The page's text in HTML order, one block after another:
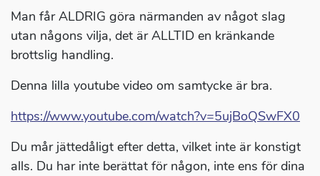
Man får ALDRIG göra närmanden av något slag
utan någons vilja, det är ALLTID en kränkande
brottslig handling.
Denna lilla youtube video om samtycke är bra.
https://www.youtube.com/watch?v=5ujBoQSwFX0
Du mår jättedåligt efter detta, vilket inte är konstigt
alls. Du har inte berättat för någon, inte ens för dina